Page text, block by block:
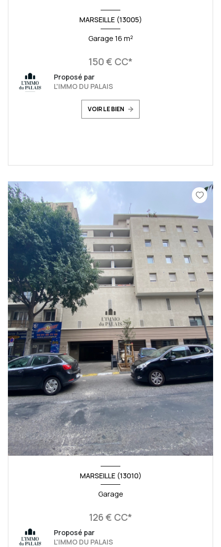
MARSEILLE (13005)
Garage 16 m²
150 € CC*
Proposé par
L'IMMO DU PALAIS
VOIR LE BIEN
MARSEILLE (13010)
Garage
126 € CC*
Proposé par
L'IMMO DU PALAIS